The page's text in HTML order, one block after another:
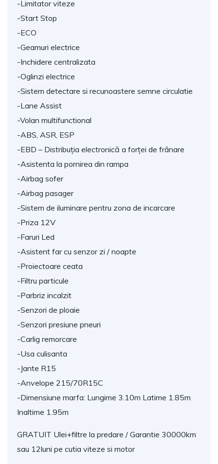
-Limitator viteze
-Start Stop
-ECO
-Geamuri electrice
-Inchidere centralizata
-Oglinzi electrice
-Sistem detectare si recunoastere semne circulatie
-Lane Assist
-Volan multifunctional
-ABS, ASR, ESP
-EBD – Distribuția electronică a forței de frânare
-Asistenta la pornirea din rampa
-Airbag sofer
-Airbag pasager
-Sistem de iluminare pentru zona de incarcare
-Priza 12V
-Faruri Led
-Asistent far cu senzor zi / noapte
-Proiectoare ceata
-Filtru particule
-Parbriz incalzit
-Senzori de ploaie
-Senzori presiune pneuri
-Carlig remorcare
-Usa culisanta
-Jante R15
-Anvelope 215/70R15C
-Dimensiune marfa: Lungime 3.10m Latime 1.85m
Inaltime 1.95m
GRATUIT Ulei+filtre la predare / Garantie 30000km
sau 12luni pe cutia viteze si motor